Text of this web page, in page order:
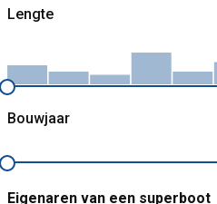
Lengte
Bouwjaar
Eigenaren van een superboot